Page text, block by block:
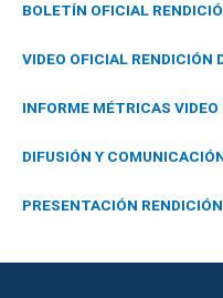
BOLETÍN OFICIAL
VIDEO OFICIAL RENDICIÓN
INFORME MÉTRICAS
DIFUSIÓN Y
PRESENTACIÓN